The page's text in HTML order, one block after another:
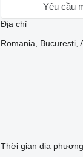
Yêu cầu
Địa chỉ
Romania, Bucuresti,
Thời gian địa